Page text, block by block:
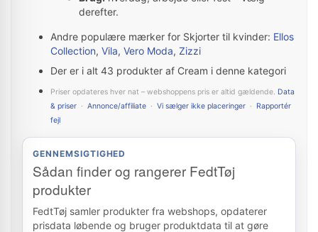
derefter.
Andre populære mærker for Skjorter til kvinder: Ellos
Collection, Vila, Vero Moda, Zizzi
Der er i alt 43 produkter af Cream i denne kategori
Priser opdateres hver nat – webshoppens pris er altid gældende. Data
& priser · Annonce/affiliate · Vi sælger ikke placeringer · Rapportér
fejl
GENNEMSIGTIGHED
Sådan finder og rangerer FedtTøj
produkter
FedtTøj samler produkter fra webshops, opdaterer
prisdata løbende og bruger produktdata til at gøre